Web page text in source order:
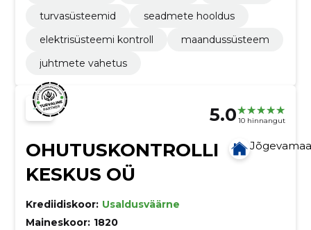
turvasüsteemid
seadmete hooldus
elektrisüsteemi kontroll
maandussüsteem
juhtmete vahetus
5.0 10 hinnangut
OHUTUSKONTROLLI
KESKUS OÜ
Krediidiskoor: Usaldusväärne
Maineskoor: 1820